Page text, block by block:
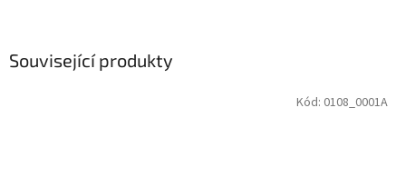
Související produkty
Kód: 0108_0001A